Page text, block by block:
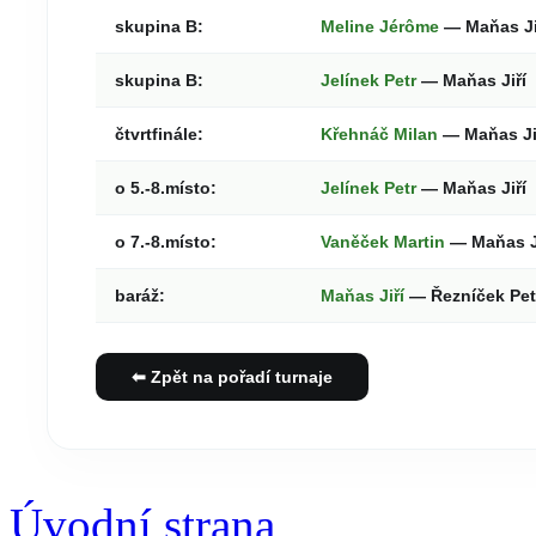
skupina B: Meline Jérôme — Maňas
skupina B: Jelínek Petr— Maňas Jiří
čtvrtfinále: Křehnáč Milan — Maňas
o 5.-8.místo: Jelínek Petr— Maňas Jiří
o 7.-8.místo: Vaněček Martin — Maňas
baráž: Maňas Jiří— Řezníček
⬅ Zpět na pořadí turnaje
Úvodní strana